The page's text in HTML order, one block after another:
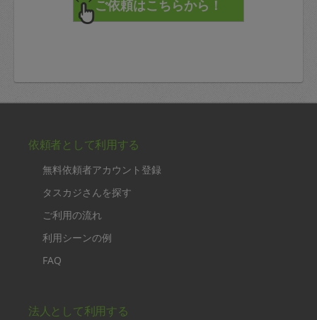
依頼者として利用する
無料依頼者アカウント登録
タスカジさんを探す
ご利用の流れ
利用シーンの例
FAQ
法人として利用する